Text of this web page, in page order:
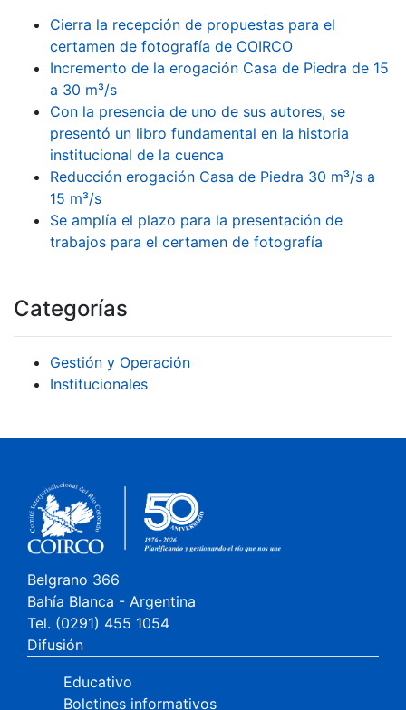
Cierra la recepción de propuestas para el
certamen de fotografía de COIRCO
Incremento de la erogación Casa de Piedra de 15
a 30 m³/s
Con la presencia de uno de sus autores, se
presentó un libro fundamental en la historia
institucional de la cuenca
Reducción erogación Casa de Piedra 30 m³/s a
15 m³/s
Se amplía el plazo para la presentación de
trabajos para el certamen de fotografía
Categorías
Gestión y Operación
Institucionales
Belgrano 366
Bahía Blanca - Argentina
Tel. (0291) 455 1054
Difusión
Educativo
Boletines informativos